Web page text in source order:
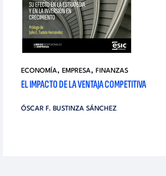
ECONOMÍA, EMPRESA, FINANZAS
EL IMPACTO DE LA VENTAJA COMPETITIVA
ÓSCAR F. BUSTINZA SÁNCHEZ